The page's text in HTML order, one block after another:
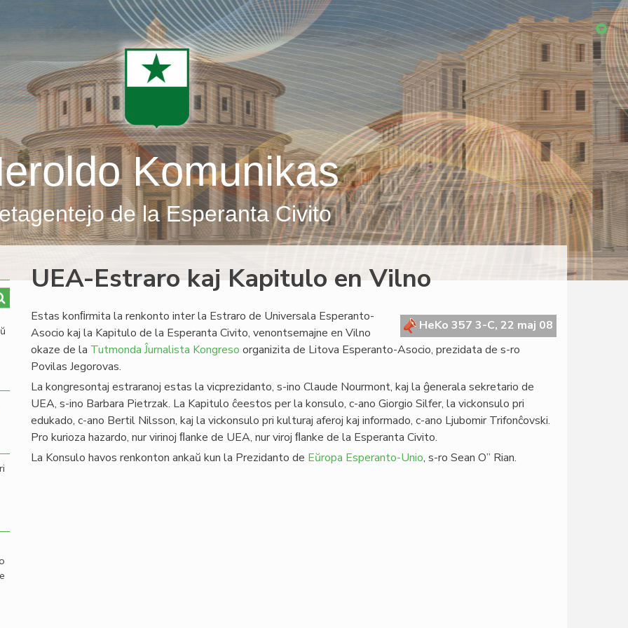
Komunikas
de la Esperanta Civito
UEA-Estraro kaj Kapitulo en Vilno
HeKo 357 3-C, 22 maj 08
Estas konﬁrmita la renkonto inter la Estraro de Universala Esperanto-
Asocio kaj la Kapitulo de la Esperanta Civito, venontsemajne en Vilno
okaze de la Tutmonda Ĵurnalista Kongreso organizita de Litova Esperanto-Asocio, prezidata de s-ro
Povilas Jegorovas.
La kongresontaj estraranoj estas la vicprezidanto, s-ino Claude Nourmont, kaj la ĝenerala sekretario de
UEA, s-ino Barbara Pietrzak. La Kapitulo ĉeestos per la konsulo, c-ano Giorgio Silfer, la vickonsulo pri
edukado, c-ano Bertil Nilsson, kaj la vickonsulo pri kulturaj aferoj kaj informado, c-ano Ljubomir Trifonĉovski.
Pro kurioza hazardo, nur virinoj ﬂanke de UEA, nur viroj ﬂanke de la Esperanta Civito.
La Konsulo havos renkonton ankaŭ kun la Prezidanto de Eŭropa Esperanto-Unio, s-ro Sean O” Rian.